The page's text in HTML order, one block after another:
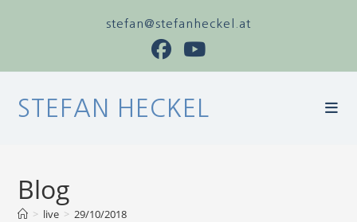
stefan@stefanheckel.at
STEFAN HECKEL
Blog
> live > 29/10/2018